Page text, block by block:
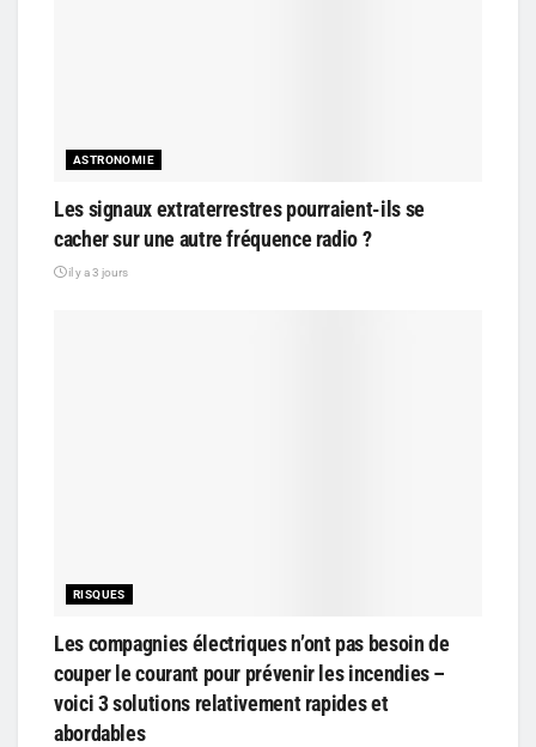
ASTRONOMIE
Les signaux extraterrestres pourraient-ils se
cacher sur une autre fréquence radio ?
il y a 3 jours
RISQUES
Les compagnies électriques n’ont pas besoin de
couper le courant pour prévenir les incendies –
voici 3 solutions relativement rapides et
abordables